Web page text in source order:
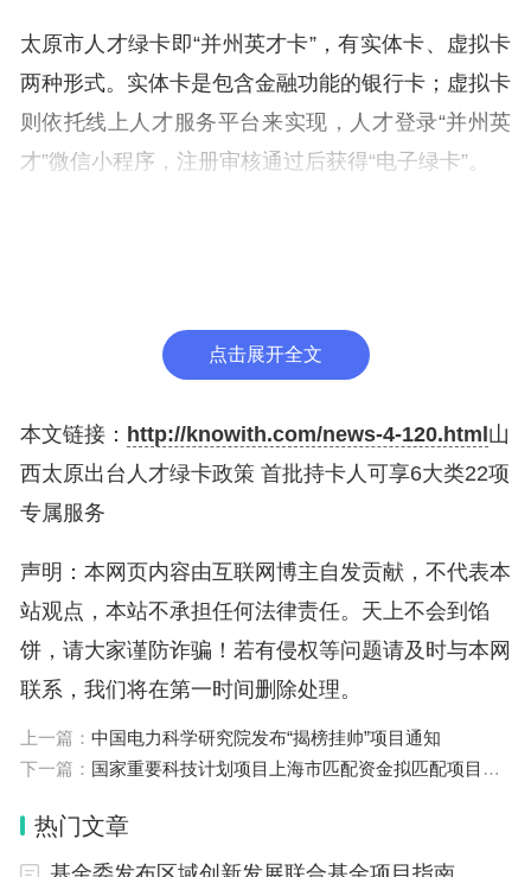
太原市人才绿卡即“并州英才卡”，有实体卡、虚拟卡
两种形式。实体卡是包含金融功能的银行卡；虚拟卡
则依托线上人才服务平台来实现，人才登录“并州英
才”微信小程序，注册审核通过后获得“电子绿卡”。
务、社会认可3项，重在提升人才的归属感和荣誉
感；创新创业类服务，主要包括为符合条件的持卡人
才提供“一对一”招商引资专人对接定制化服务、合作
银行金融借贷服务、科技创新服务以及项目审批、企
业注册、许可证办理等帮代办服务。
据了解，这6大类22项服务事项主要有2种实现方
式。一是依托线下人才绿色通道，符合条件的持卡人
才可享受优先便捷办理有关事项。二是依托线上一体
化人才综合服务平台，符合条件的人才登录“并州英
才”微信小程序，即可实现“码上服务”。
报服务事项办理情况、人才满意度情况，建立动态管
点击展开全文
本文链接： http://knowith.com/news-4-120.html 山
西太原出台人才绿卡政策 首批持卡人可享6大类22项
专属服务
声明：本网页内容由互联网博主自发贡献，不代表本
站观点，本站不承担任何法律责任。天上不会到馅
饼，请大家谨防诈骗！若有侵权等问题请及时与本网
联系，我们将在第一时间删除处理。
上一篇： 中国电力科学研究院发布“揭榜挂帅”项目通知
下一篇： 国家重要科技计划项目上海市匹配资金拟匹配项目公示
热门文章